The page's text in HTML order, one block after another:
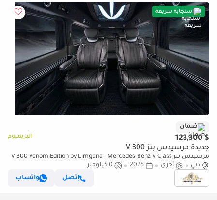
استجابة سريعة
ضمان
$ 123,300 البريميوم
جديدة مرسيدس بنز V 300
مرسيدس بنز V 300 Venom Edition by Limgene - Mercedes-Benz V Class
دبي
أخرى 2025
0 كيلومتر
إتصل
واتساب